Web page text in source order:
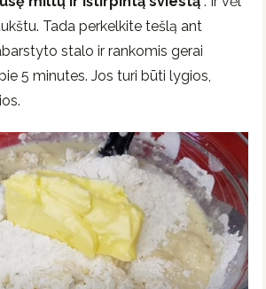
Tada perkelkite tešlą ant
stalo ir rankomis gerai
5 minutes. Jos turi būti lygios,